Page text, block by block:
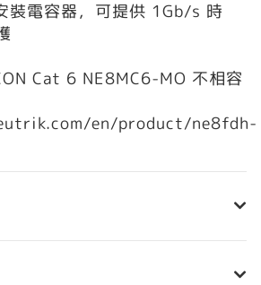
裝電容器，可提供 1Gb/s 時
Cat 6 NE8MC6-MO 不相容
en/product/ne8fdh-